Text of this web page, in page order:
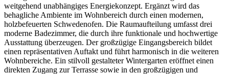
weitgehend unabhängiges Energiekonzept. Ergänzt wird das
behagliche Ambiente im Wohnbereich durch einen modernen,
holzbefeuerten Schwedenofen. Die Raumaufteilung umfasst drei
moderne Badezimmer, die durch ihre funktionale und hochwertige
Ausstattung überzeugen. Der großzügige Eingangsbereich bildet
einen repräsentativen Auftakt und führt harmonisch in die weiteren
Wohnbereiche. Ein stilvoll gestalteter Wintergarten eröffnet einen
direkten Zugang zur Terrasse sowie in den großzügigen und